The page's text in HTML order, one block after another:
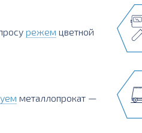
режем цветной
металлопрокат —